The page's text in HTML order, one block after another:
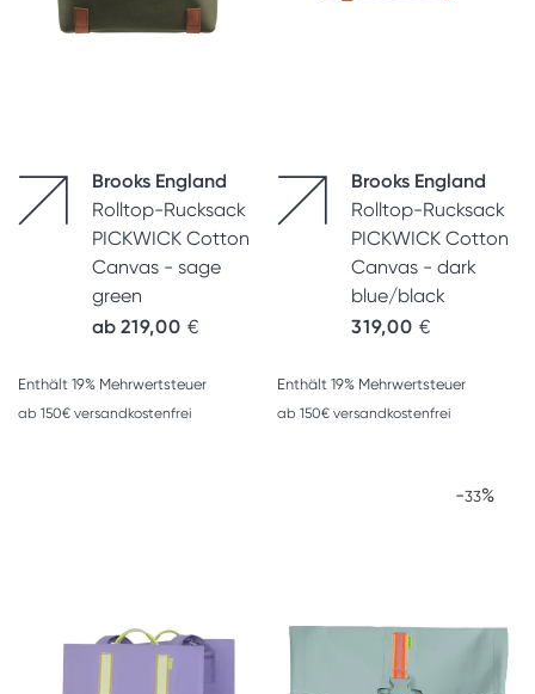
Brooks England
Rolltop-Rucksack
PICKWICK Cotton
Canvas - sage
green
ab 219,00 €
Enthält 19% Mehrwertsteuer
ab 150€ versandkostenfrei
Brooks England
Rolltop-Rucksack
PICKWICK Cotton
Canvas - dark
blue/black
319,00 €
Enthält 19% Mehrwertsteuer
ab 150€ versandkostenfrei
-33%